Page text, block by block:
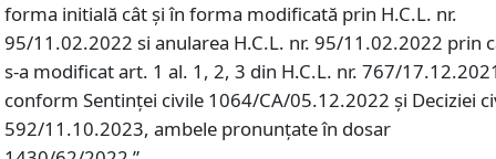
forma initială cât și în forma modificată prin H.C.L. nr.
95/11.02.2022 si anularea H.C.L. nr. 95/11.02.2022 prin
s-a modificat art. 1 al. 1, 2, 3 din H.C.L. nr. 767/
conform Sentinței civile 1064/CA/05.12.2022 și Deciziei
592/11.10.2023, ambele pronunțate în dosar